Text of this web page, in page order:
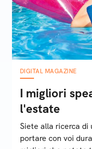
DIGITAL MAGAZINE
I migliori
l'estate
Siete alla ricerca di
portare con voi